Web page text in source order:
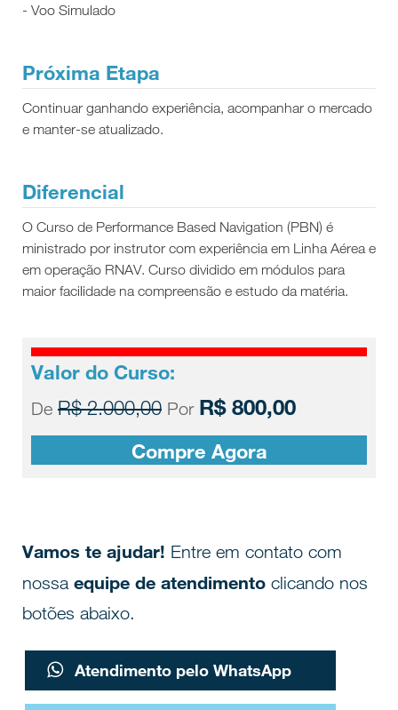
- Voo Simulado
Próxima Etapa
Continuar ganhando experiência, acompanhar o mercado
e manter-se atualizado.
Diferencial
O Curso de Performance Based Navigation (PBN) é
ministrado por instrutor com experiência em Linha Aérea e
em operação RNAV. Curso dividido em módulos para
maior facilidade na compreensão e estudo da matéria.
Valor do Curso:
De R$ 2.000,00 Por R$ 800,00
Compre Agora
Vamos te ajudar! Entre em contato com
nossa equipe de atendimento clicando nos
botões abaixo.
Atendimento pelo WhatsApp